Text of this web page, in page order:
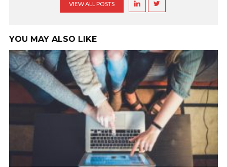
VIEW ALL POSTS
YOU MAY ALSO LIKE